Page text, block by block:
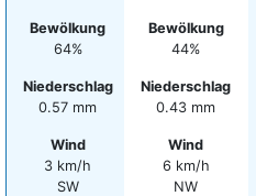
Bewölkung
64%
Niederschlag
0.57 mm
Wind
3 km/h
SW
Bewölkung
44%
Niederschlag
0.43 mm
Wind
6 km/h
NW